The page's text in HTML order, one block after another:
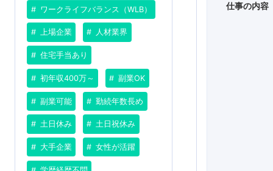
ワークライフバランス（WLB）
上場企業 人材業界
住宅手当あり
初年収400万～ 副業OK
副業可能 勤続年数長め
土日休み 土日祝休み
大手企業 女性が活躍
仕事の内容